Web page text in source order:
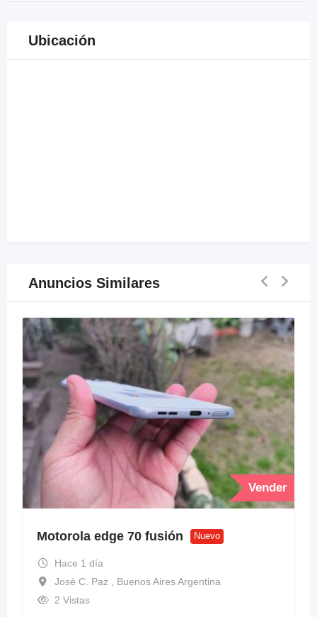
Ubicación
Anuncios Similares
Vender
Motorola edge 70 fusión Nuevo
Hace 1 día
José C. Paz , Buenos Aires Argentina
2 Vistas